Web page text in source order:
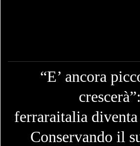
“E’ ancora
crescerà”:
ferraraitalia
Conservando il